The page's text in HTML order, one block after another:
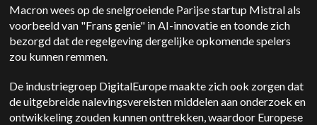
Macron wees op de snelgroeiende Parijse startup Mistral als
voorbeeld van "Frans genie" in AI-innovatie en toonde zich
bezorgd dat de regelgeving dergelijke opkomende spelers
zou kunnen remmen.
De industriegroep DigitalEurope maakte zich ook zorgen dat
de uitgebreide nalevingsvereisten middelen aan onderzoek en
ontwikkeling zouden kunnen onttrekken, waardoor Europese